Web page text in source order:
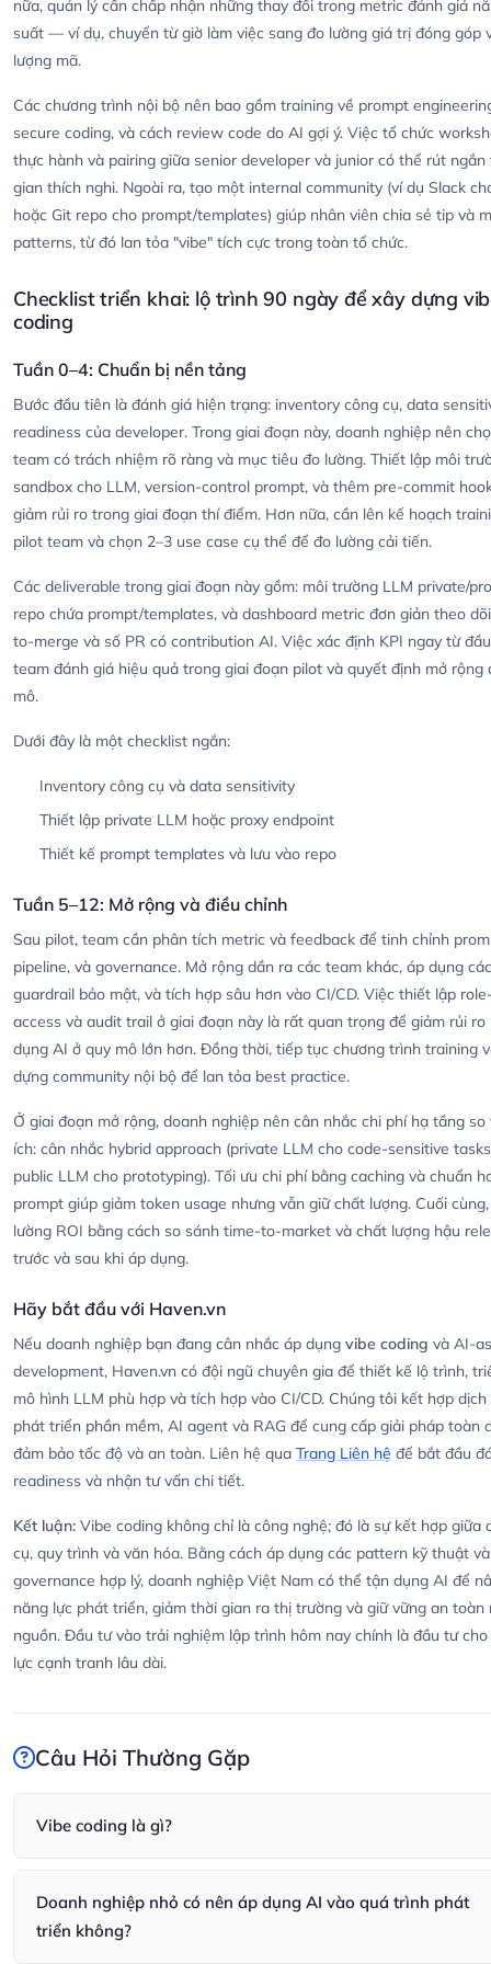
nữa, quản lý cần chấp nhận những thay đổi trong metric đánh giá
suất — ví dụ, chuyển từ giờ làm việc sang đo lường giá trị đóng góp
lượng mã.
Các chương trình nội bộ nên bao gồm training về prompt
secure coding, và cách review code do AI gợi ý. Việc tổ chức
thực hành và pairing giữa senior developer và junior có thể rút ngắn
gian thích nghi. Ngoài ra, tạo một internal community (ví dụ Slack
hoặc Git repo cho prompt/templates) giúp nhân viên chia sẻ tip và
patterns, từ đó lan tỏa "vibe" tích cực trong toàn tổ chức.
Checklist triển khai: lộ trình 90 ngày để xây dựng
coding
Tuần 0–4: Chuẩn bị nền tảng
Bước đầu tiên là đánh giá hiện trạng: inventory công cụ, data
readiness của developer. Trong giai đoạn này, doanh nghiệp nên
team có trách nhiệm rõ ràng và mục tiêu đo lường. Thiết lập môi
sandbox cho LLM, version-control prompt, và thêm pre-commit
giảm rủi ro trong giai đoạn thí điểm. Hơn nữa, cần lên kế hoạch
pilot team và chọn 2–3 use case cụ thể để đo lường cải tiến.
Các deliverable trong giai đoạn này gồm: môi trường LLM private/
repo chứa prompt/templates, và dashboard metric đơn giản theo
to-merge và số PR có contribution AI. Việc xác định KPI ngay từ
team đánh giá hiệu quả trong giai đoạn pilot và quyết định mở rộng
mô.
Dưới đây là một checklist ngắn:
Inventory công cụ và data sensitivity
Thiết lập private LLM hoặc proxy endpoint
Thiết kế prompt templates và lưu vào repo
Tuần 5–12: Mở rộng và điều chỉnh
Sau pilot, team cần phân tích metric và feedback để tinh chỉnh
pipeline, và governance. Mở rộng dần ra các team khác, áp dụng các
guardrail bảo mật, và tích hợp sâu hơn vào CI/CD. Việc thiết lập
access và audit trail ở giai đoạn này là rất quan trọng để giảm rủi ro
dụng AI ở quy mô lớn hơn. Đồng thời, tiếp tục chương trình training
dựng community nội bộ để lan tỏa best practice.
Ở giai đoạn mở rộng, doanh nghiệp nên cân nhắc chi phí hạ tầng so
ích: cân nhắc hybrid approach (private LLM cho code-sensitive
public LLM cho prototyping). Tối ưu chi phí bằng caching và chuẩn
prompt giúp giảm token usage nhưng vẫn giữ chất lượng. Cuối
lường ROI bằng cách so sánh time-to-market và chất lượng hậu
trước và sau khi áp dụng.
Hãy bắt đầu với Haven.vn
Nếu doanh nghiệp bạn đang cân nhắc áp dụng vibe coding và AI-
development, Haven.vn có đội ngũ chuyên gia để thiết kế lộ trình,
mô hình LLM phù hợp và tích hợp vào CI/CD. Chúng tôi kết hợp dịch
phát triển phần mềm, AI agent và RAG để cung cấp giải pháp toàn
đảm bảo tốc độ và an toàn. Liên hệ qua Trang Liên hệ để bắt đầu
readiness và nhận tư vấn chi tiết.
Kết luận: Vibe coding không chỉ là công nghệ; đó là sự kết hợp giữa
cụ, quy trình và văn hóa. Bằng cách áp dụng các pattern kỹ thuật và
governance hợp lý, doanh nghiệp Việt Nam có thể tận dụng AI để
năng lực phát triển, giảm thời gian ra thị trường và giữ vững an toàn
nguồn. Đầu tư vào trải nghiệm lập trình hôm nay chính là đầu tư
lực cạnh tranh lâu dài.
Câu Hỏi Thường Gặp
Vibe coding là gì?
và hiệu suất cao nhờ sự phối hợp giữa công cụ, quy trình và văn
Nó bao gồm cả công nghệ AI hỗ trợ lẫn governance để đảm bảo
chất lượng mã.
Doanh nghiệp nhỏ có nên áp dụng AI vào quá trình phát
triển không?